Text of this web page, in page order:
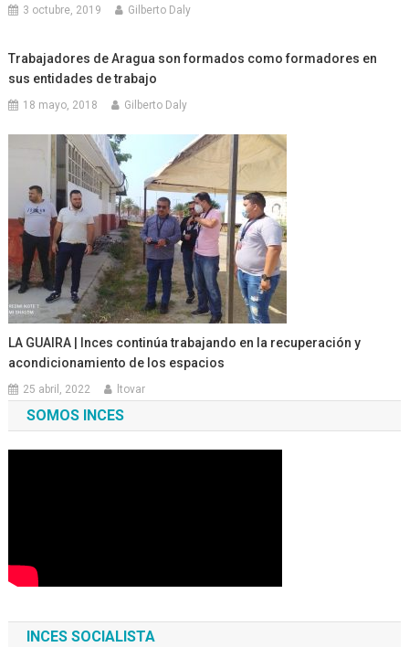
3 octubre, 2019 Gilberto Daly
Trabajadores de Aragua son formados como formadores en
sus entidades de trabajo
18 mayo, 2018 Gilberto Daly
LA GUAIRA | Inces continúa trabajando en la recuperación y
acondicionamiento de los espacios
25 abril, 2022 ltovar
SOMOS INCES
INCES SOCIALISTA